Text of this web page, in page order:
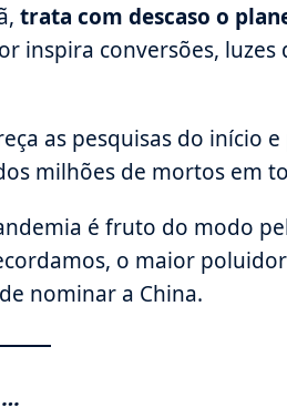
trata com descaso o
inspira conversões, luzes
as pesquisas do início
milhões de mortos em
é fruto do modo
o maior
nominar a China.
…